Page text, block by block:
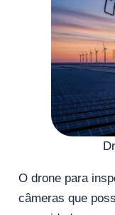
O drone para
câmeras que